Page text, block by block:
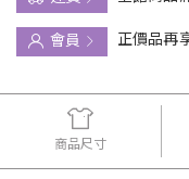
會員
正價品再
商品尺寸